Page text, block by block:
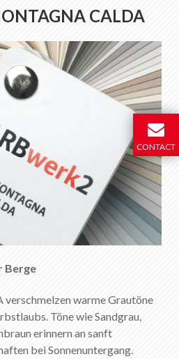
CALDA
Berge
warme Grautöne
Töne wie Sandgrau,
erinnern an sanft
bei Sonnenuntergang.
CONTACT